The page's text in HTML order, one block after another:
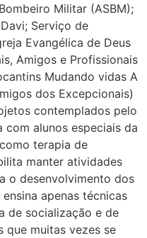
Militar (ASBM);
Serviço de
Evangélica de Deus
Amigos e Profissionais
Mudando vidas A
dos Excepcionais)
contemplados pelo
com alunos especiais da
terapia de
manter atividades
o desenvolvimento dos
apenas técnicas
de socialização e de
que muitas vezes se